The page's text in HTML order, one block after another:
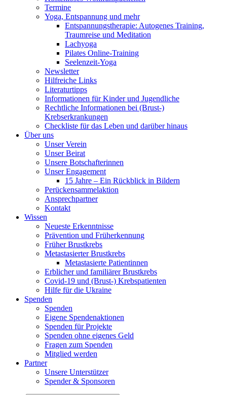
Termine
Yoga, Entspannung und mehr
Entspannungstherapie: Autogenes Training,
Traumreise und Meditation
Lachyoga
Pilates Online-Training
Seelenzeit-Yoga
Newsletter
Hilfreiche Links
Literaturtipps
Informationen für Kinder und Jugendliche
Rechtliche Informationen bei (Brust-)
Krebserkrankungen
Checkliste für das Leben und darüber hinaus
Über uns
Unser Verein
Unser Beirat
Unsere Botschafterinnen
Unser Engagement
15 Jahre – Ein Rückblick in Bildern
Perückensammelaktion
Ansprechpartner
Kontakt
Wissen
Neueste Erkenntnisse
Prävention und Früherkennung
Früher Brustkrebs
Metastasierter Brustkrebs
Metastasierte Patientinnen
Erblicher und familiärer Brustkrebs
Covid-19 und (Brust-) Krebspatienten
Hilfe für die Ukraine
Spenden
Spenden
Eigene Spendenaktionen
Spenden für Projekte
Spenden ohne eigenes Geld
Fragen zum Spenden
Mitglied werden
Partner
Unsere Unterstützer
Spender & Sponsoren